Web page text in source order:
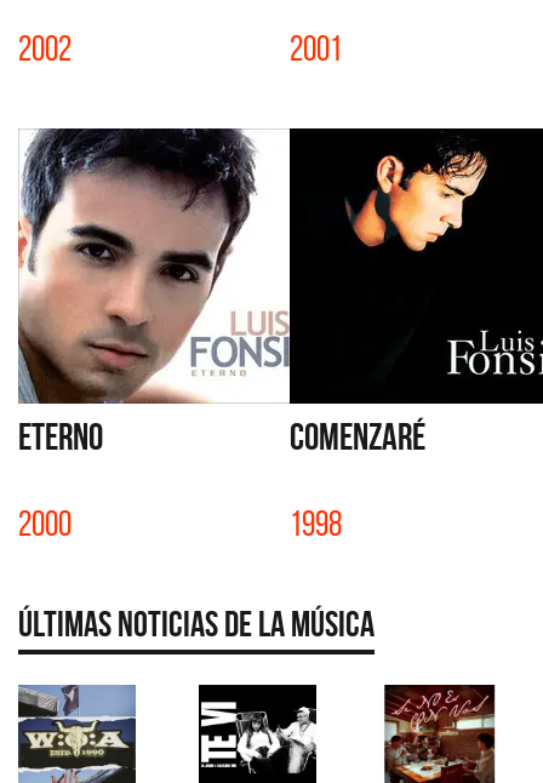
2002 2001
ETERNO
2000
COMENZARÉ
1998
Últimas Noticias de la Música